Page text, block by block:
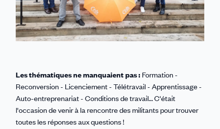
Les thématiques ne manquaient pas : Formation -
Reconversion - Licenciement - Télétravail - Apprentissage -
Auto-entreprenariat - Conditions de travail… C'était
l'occasion de venir à la rencontre des militants pour trouver
toutes les réponses aux questions !